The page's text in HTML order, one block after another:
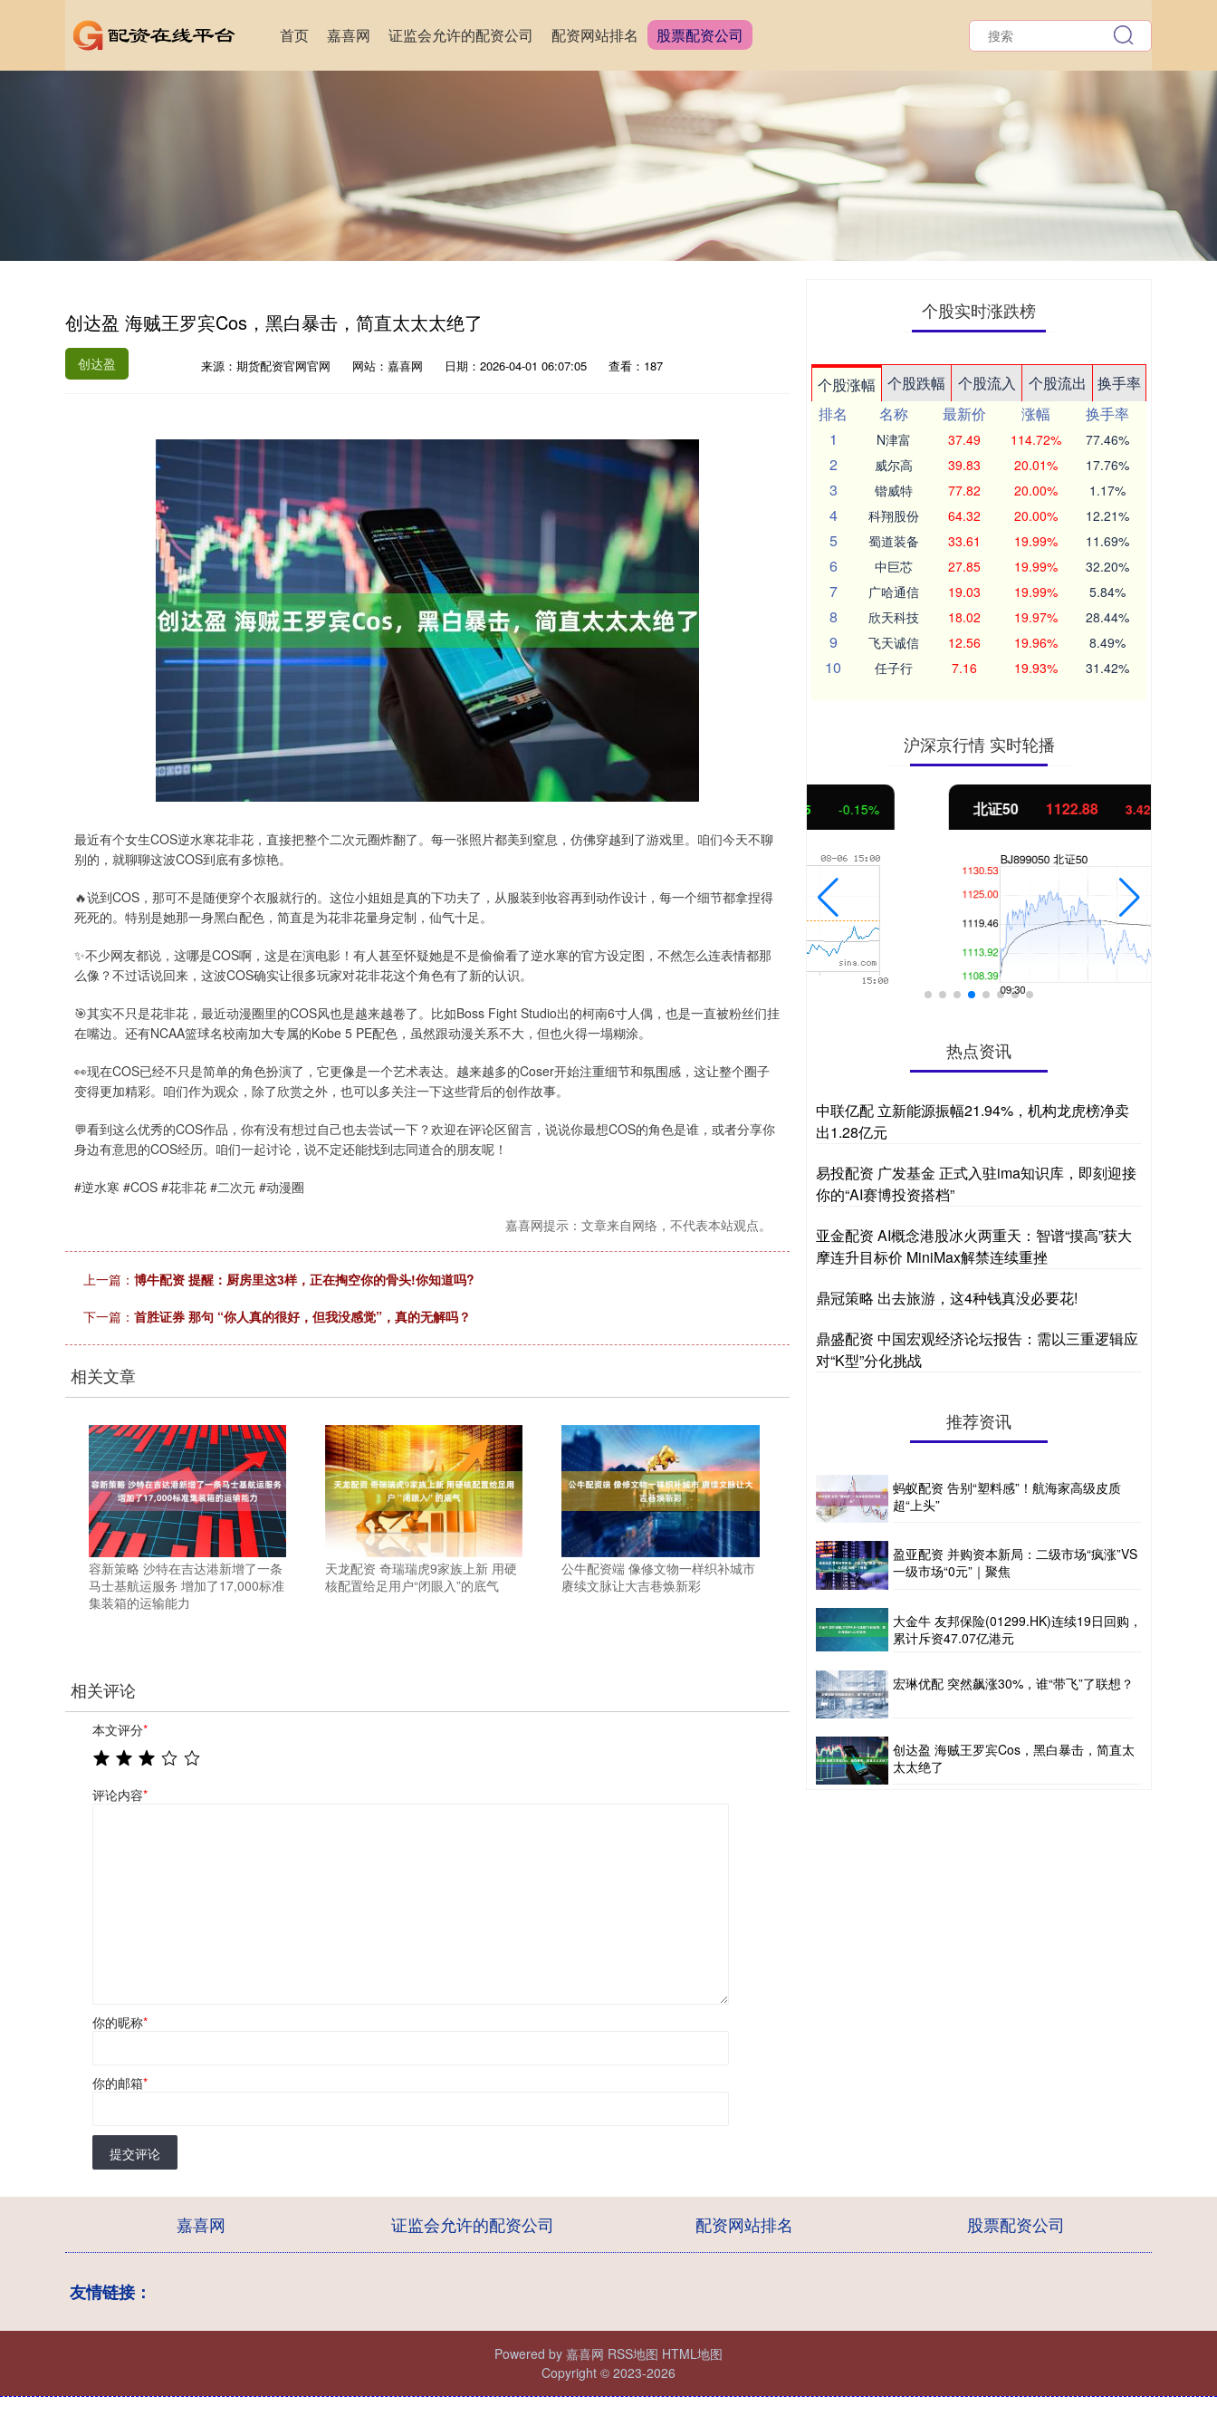
首页 嘉喜网 证监会允许的配资公司 配资网站排名 股票配资公司
创达盈 海贼王罗宾Cos，黑白暴击，简直太太太绝了
创达盈 来源：期货配资官网官网 网站：嘉喜网 日期：2026-04-01 06:07:05 查看：187
最近有个女生COS逆水寒花非花，直接把整个二次元圈炸翻了。每一张照片都美到窒息，仿佛穿越到了游戏里。咱们今天不聊
别的，就聊聊这波COS到底有多惊艳。
🔥说到COS，那可不是随便穿个衣服就行的。这位小姐姐是真的下功夫了，从服装到妆容再到动作设计，每一个细节都拿捏得
死死的。特别是她那一身黑白配色，简直是为花非花量身定制，仙气十足。
✨不少网友都说，这哪是COS啊，这是在演电影！有人甚至怀疑她是不是偷偷看了逆水寒的官方设定图，不然怎么连表情都那
么像？不过话说回来，这波COS确实让很多玩家对花非花这个角色有了新的认识。
🎯其实不只是花非花，最近动漫圈里的COS风也是越来越卷了。比如Boss Fight Studio出的柯南6寸人偶，也是一直被粉丝们挂
在嘴边。还有NCAA篮球名校南加大专属的Kobe 5 PE配色，虽然跟动漫关系不大，但也火得一塌糊涂。
👀现在COS已经不只是简单的角色扮演了，它更像是一个艺术表达。越来越多的Coser开始注重细节和氛围感，这让整个圈子
变得更加精彩。咱们作为观众，除了欣赏之外，也可以多关注一下这些背后的创作故事。
💬看到这么优秀的COS作品，你有没有想过自己也去尝试一下？欢迎在评论区留言，说说你最想COS的角色是谁，或者分享你
身边有意思的COS经历。咱们一起讨论，说不定还能找到志同道合的朋友呢！
#逆水寒 #COS #花非花 #二次元 #动漫圈
嘉喜网提示：文章来自网络，不代表本站观点。
上一篇： 博牛配资 提醒：厨房里这3样，正在掏空你的骨头!你知道吗?
下一篇： 首胜证券 那句 “你人真的很好，但我没感觉”，真的无解吗？
相关文章
容新策略 沙特在吉达港新增了一条
马士基航运服务 增加了17,000标准
集装箱的运输能力
天龙配资 奇瑞瑞虎9家族上新 用硬
核配置给足用户“闭眼入”的底气
公牛配资端 像修文物一样织补城市
赓续文脉让大吉巷焕新彩
相关评论
本文评分*
评论内容*
你的昵称*
你的邮箱*
提交评论
个股实时涨跌榜
个股涨幅 个股跌幅 个股流入 个股流出
换手率
排名
名称 最新价 涨幅
换手率
1
N津富 37.49 114.72% 77.46%
2 威尔高 39.83 20.01% 17.76%
3 锴威特 77.82 20.00% 1.17%
4 科翔股份 64.32 20.00% 12.21%
5 蜀道装备 33.61 19.99% 11.69%
6 中巨芯 27.85 19.99% 32.20%
7 广哈通信 19.03 19.99% 5.84%
8 欣天科技 18.02 19.97% 28.44%
9 飞天诚信 12.56 19.96% 8.49%
10 任子行 7.16 19.93% 31.42%
沪深京行情 实时轮播
深证成指 14110.12 沪深300 4651.31 北证50 1122.88 3.42 0.30%
热点资讯
中联亿配 立新能源振幅21.94%，机构龙虎榜净卖
出1.28亿元
易投配资 广发基金 正式入驻ima知识库，即刻迎接
你的“AI赛博投资搭档”
亚金配资 AI概念港股冰火两重天：智谱“摸高”获大
摩连升目标价 MiniMax解禁连续重挫
鼎冠策略 出去旅游，这4种钱真没必要花!
鼎盛配资 中国宏观经济论坛报告：需以三重逻辑应
对“K型”分化挑战
推荐资讯
蚂蚁配资 告别“塑料感”！航海家高级皮质
超“上头”
盈亚配资 并购资本新局：二级市场“疯涨”VS
一级市场“0元”｜聚焦
大金牛 友邦保险(01299.HK)连续19日回购，
累计斥资47.07亿港元
宏琳优配 突然飙涨30%，谁“带飞”了联想？
创达盈 海贼王罗宾Cos，黑白暴击，简直太
太太绝了
嘉喜网 证监会允许的配资公司 配资网站排名 股票配资公司
友情链接：
Powered by 嘉喜网 RSS地图 HTML地图
Copyright © 2023-2026